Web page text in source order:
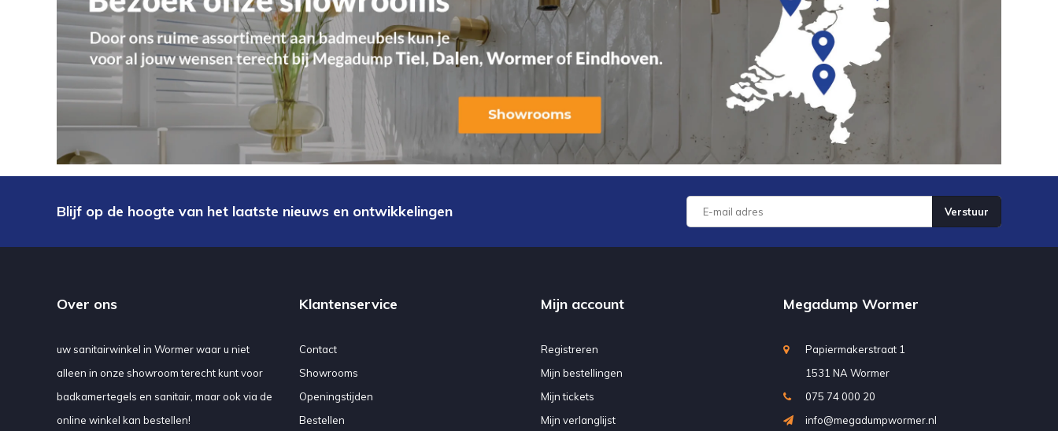
Blijf op de hoogte van het laatste nieuws en ontwikkelingen Verstuur
Over ons
uw sanitairwinkel in Wormer waar u niet
alleen in onze showroom terecht kunt voor
badkamertegels en sanitair, maar ook via de
online winkel kan bestellen!
Klantenservice
Contact
Showrooms
Openingstijden
Bestellen
Mijn account
Registreren
Mijn bestellingen
Mijn tickets
Mijn verlanglijst
Megadump Wormer
Papiermakerstraat 1
1531 NA Wormer
075 74 000 20
info@megadumpwormer.nl